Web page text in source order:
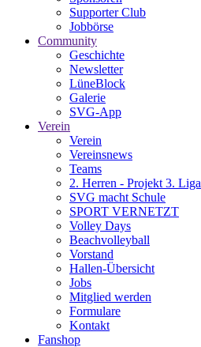
Supporter Club
Jobbörse
Community
Geschichte
Newsletter
LüneBlock
Galerie
SVG-App
Verein
Verein
Vereinsnews
Teams
2. Herren - Projekt 3. Liga
SVG macht Schule
SPORT VERNETZT
Volley Days
Beachvolleyball
Vorstand
Hallen-Übersicht
Jobs
Mitglied werden
Formulare
Kontakt
Fanshop